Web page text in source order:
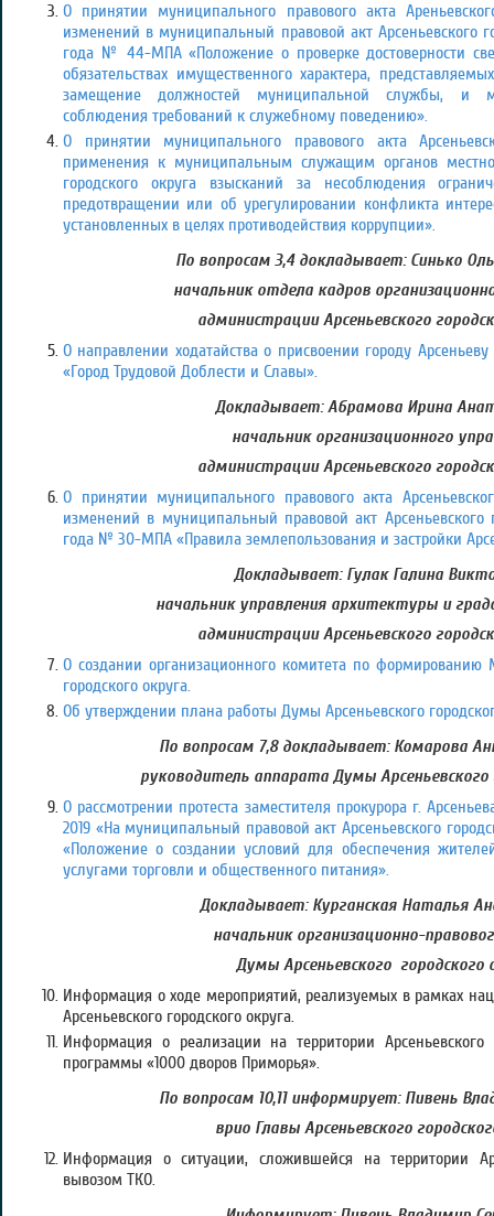
О принятии муниципального правового акта
изменений в муниципальный правовой акт Арсеньевского
года № 44-МПА «Положение о проверке достоверности
обязательствах имущественного характера,
замещение должностей муниципальной службы, и
соблюдения требований к служебному поведению».
О принятии муниципального правового акта
применения к муниципальным служащим органов
городского округа взысканий за несоблюдения
предотвращении или об урегулировании конфликта
установленных в целях противодействия коррупции».
По вопросам 3,4 докладывает: Синько
начальник отдела кадров
администрации Арсеньевского
О направлении ходатайства о присвоении городу
«Город Трудовой Доблести и Славы».
Докладывает: Абрамова Ирина
начальник организационного
администрации Арсеньевского
О принятии муниципального правового акта
изменений в муниципальный правовой акт Арсеньевского
года № 30-МПА «Правила землепользования и застройки
Докладывает: Гулак Галина
начальник управления архитектуры и
администрации Арсеньевского
О создании организационного комитета по формированию
городского округа.
Об утверждении плана работы Думы Арсеньевского
По вопросам 7,8 докладывает: Комарова
руководитель аппарата Думы Арсеньевского
О рассмотрении протеста заместителя прокурора г.
2019 «На муниципальный правовой акт Арсеньевского
«Положение о создании условий для обеспечения жителей
услугами торговли и общественного питания».
Докладывает: Курганская Наталья
начальник организационно-
Думы Арсеньевского городского
Информация о ходе мероприятий, реализуемых в рамках
Арсеньевского городского округа.
Информация о реализации на территории Арсеньевского
программы «1000 дворов Приморья».
По вопросам 10,11 информирует: Пивень
врио Главы Арсеньевского
Информация о ситуации, сложившейся на территории
вывозом ТКО.